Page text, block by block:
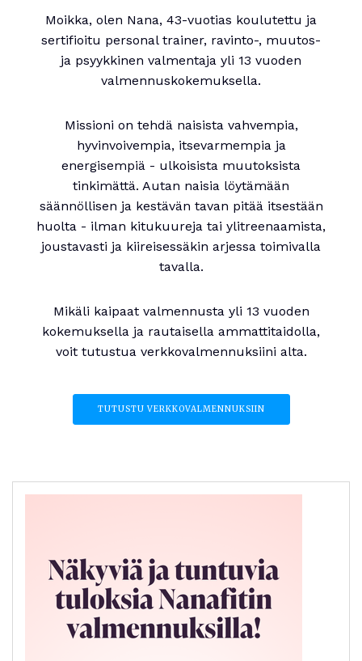
Moikka, olen Nana, 43-vuotias koulutettu ja
sertifioitu personal trainer, ravinto-, muutos-
ja psyykkinen valmentaja yli 13 vuoden
valmennuskokemuksella.
Missioni on tehdä naisista vahvempia,
hyvinvoivempia, itsevarmempia ja
energisempiä - ulkoisista muutoksista
tinkimättä. Autan naisia löytämään
säännöllisen ja kestävän tavan pitää itsestään
huolta - ilman kitukuureja tai ylitreenaamista,
joustavasti ja kiireisessäkin arjessa toimivalla
tavalla.
Mikäli kaipaat valmennusta yli 13 vuoden
kokemuksella ja rautaisella ammattitaidolla,
voit tutustua verkkovalmennuksiini alta.
TUTUSTU VERKKOVALMENNUKSIIN